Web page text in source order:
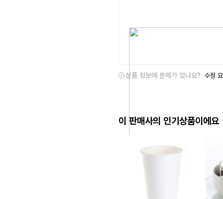
상품 정보에 문제가 있나요? 수정
이 판매사의 인기상품이에요